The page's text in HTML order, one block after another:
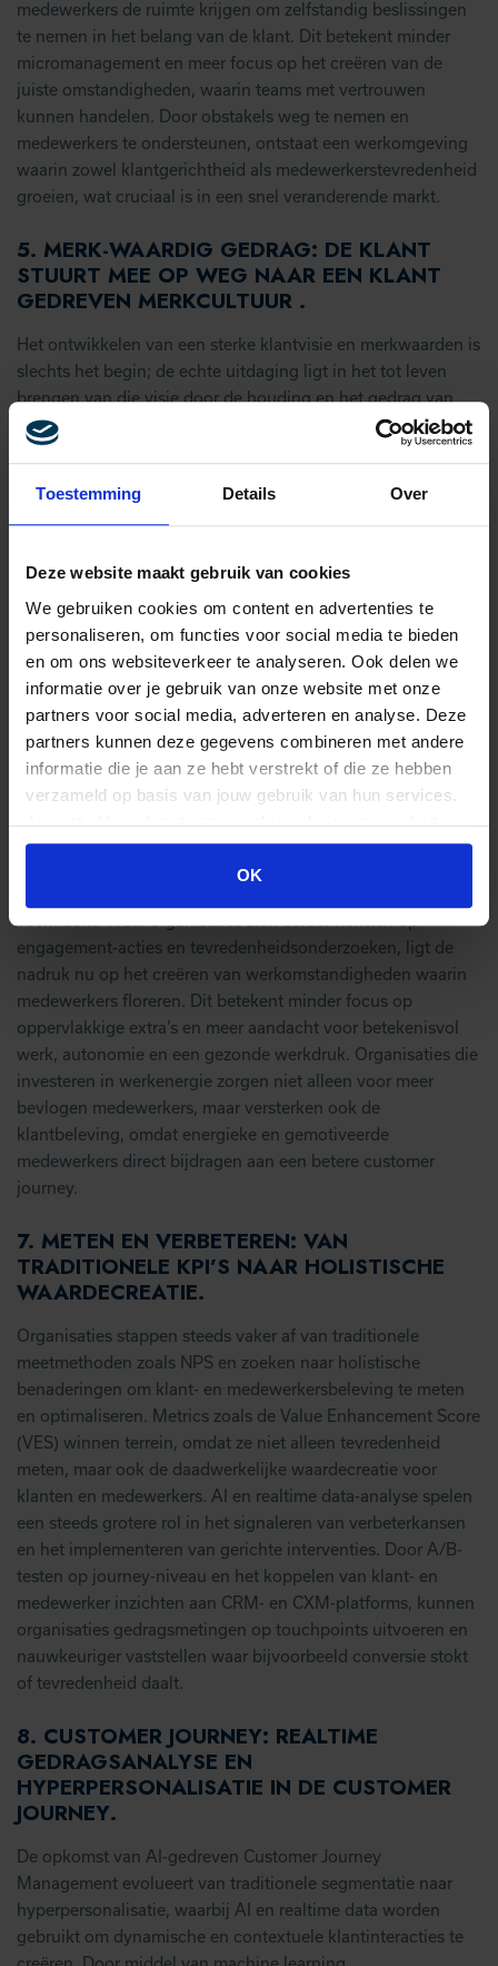
Toestemming Details Over
Deze website maakt gebruik van cookies
We gebruiken cookies om content en advertenties te
personaliseren, om functies voor social media te bieden
en om ons websiteverkeer te analyseren. Ook delen we
informatie over je gebruik van onze website met onze
partners voor social media, adverteren en analyse. Deze
partners kunnen deze gegevens combineren met andere
informatie die je aan ze hebt verstrekt of die ze hebben
verzameld op basis van jouw gebruik van hun services.
Je gaat akkoord met onze cookies als je onze website
blijft gebruiken.
OK
medewerkers de ruimte krijgen om zelfstandig beslissingen
te nemen in het belang van de klant. Dit betekent minder
micromanagement en meer focus op het creëren van de
juiste omstandigheden, waarin teams met vertrouwen
kunnen handelen. Door obstakels weg te nemen en
medewerkers te ondersteunen, ontstaat een werkomgeving
waarin zowel klantgerichtheid als medewerkerstevredenheid
groeien, wat cruciaal is in een snel veranderende markt.
5. MERK-WAARDIG GEDRAG: DE KLANT
STUURT MEE OP WEG NAAR EEN KLANT
GEDREVEN MERKCULTUUR .
Het ontwikkelen van een sterke klantvisie en merkwaarden is
slechts het begin; de echte uitdaging ligt in het tot leven
brengen van die visie door de houding en het gedrag van
elke medewerker. Steeds meer organisaties maken de
transitie van klantgericht denken naar een klant gedreven
processen en gedrag. Succesvolle bedrijven zorgen ervoor
dat medewerkers niet alleen klantgericht handelen wanneer
diepgaande klantinzichten. Dit vraagt om een integrale
benadering, waarbij alle afdelingen—van IT tot HR—zich
verbonden voelen met de klantvisie en deze in hun
dagelijkse werk doorleven. Organisaties die klant gedreven
zijn, creëren zowel tevreden klanten als trotse, betrokken
medewerkers.
6.EMPLOYEE JOURNEY: DE KRACHT VAN
WERKENERGIE IN DE EMPLOYEE JOURNEY.
De focus binnen de Employee Journey verschuift van
traditionele medewerkerstevredenheid en betrokkenheid
veerkracht. Waar organisaties zich eerder richtten op
engagement-acties en tevredenheidsonderzoeken, ligt de
nadruk nu op het creëren van werkomstandigheden waarin
medewerkers floreren. Dit betekent minder focus op
oppervlakkige extra’s en meer aandacht voor betekenisvol
werk, autonomie en een gezonde werkdruk. Organisaties die
investeren in werkenergie zorgen niet alleen voor meer
bevlogen medewerkers, maar versterken ook de
klantbeleving, omdat energieke en gemotiveerde
medewerkers direct bijdragen aan een betere customer
journey.
7. METEN EN VERBETEREN: VAN
TRADITIONELE KPI’S NAAR HOLISTISCHE
WAARDECREATIE.
Organisaties stappen steeds vaker af van traditionele
meetmethoden zoals NPS en zoeken naar holistische
benaderingen om klant- en medewerkersbeleving te meten
en optimaliseren. Metrics zoals de Value Enhancement Score
(VES) winnen terrein, omdat ze niet alleen tevredenheid
meten, maar ook de daadwerkelijke waardecreatie voor
klanten en medewerkers. AI en realtime data-analyse spelen
een steeds grotere rol in het signaleren van verbeterkansen
en het implementeren van gerichte interventies. Door A/B-
testen op journey-niveau en het koppelen van klant- en
medewerker inzichten aan CRM- en CXM-platforms, kunnen
organisaties gedragsmetingen op touchpoints uitvoeren en
nauwkeuriger vaststellen waar bijvoorbeeld conversie stokt
of tevredenheid daalt.
8. CUSTOMER JOURNEY: REALTIME
GEDRAGSANALYSE EN
HYPERPERSONALISATIE IN DE CUSTOMER
JOURNEY.
De opkomst van AI-gedreven Customer Journey
Management evolueert van traditionele segmentatie naar
hyperpersonalisatie, waarbij AI en realtime data worden
gebruikt om dynamische en contextuele klantinteracties te